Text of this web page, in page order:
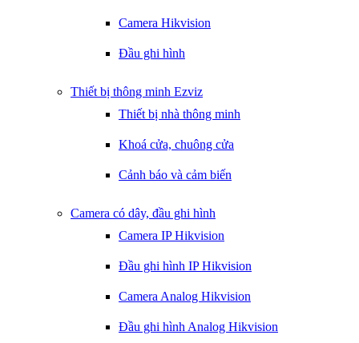
Camera Hikvision
Đầu ghi hình
Thiết bị thông minh Ezviz
Thiết bị nhà thông minh
Khoá cửa, chuông cửa
Cảnh báo và cảm biến
Camera có dây, đầu ghi hình
Camera IP Hikvision
Đầu ghi hình IP Hikvision
Camera Analog Hikvision
Đầu ghi hình Analog Hikvision